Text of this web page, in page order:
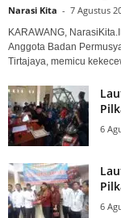
Narasi Kita - 7 Agustus
KARAWANG,
Anggota Badan
Tirtajaya, memicu
6
6